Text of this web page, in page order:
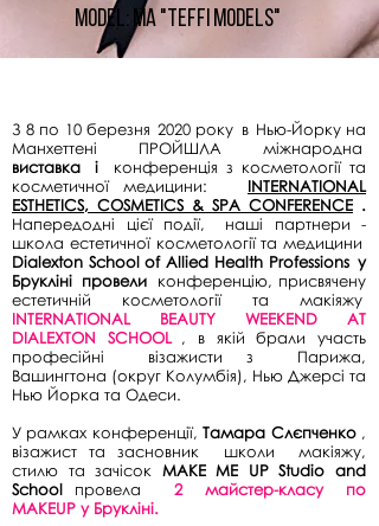
З 8 по 10 березня 2020 року в Нью-Йорку на
Манхеттені ПРОЙШЛА міжнародна
виставка
і
конференція з косметології та
косметичної медицини:
INTERNATIONAL
ESTHETICS, COSMETICS & SPA CONFERENCE .
Напередодні цієї події,
наші партнери -
школа естетичної косметології та медицини
Dialexton School of Allied Health Professions у
Брукліні провели
конференцію, присвячену
естетичній косметології та макіяжу
INTERNATIONAL BEAUTY WEEKEND AT
DIALEXTON SCHOOL , в якій брали участь
професійні
візажисти з
Парижа,
Вашингтона (округ Колумбія), Нью Джерсі та
Нью Йорка та Одеси.
У рамках конференції, Тамара Слєпченко ,
візажист та засновник
школи
макіяжу,
стилю та зачісок MAKE ME UP Studio and
School
провела 2 майстер-класу
по
MAKEUP у Брукліні.
Model: MA "Teffi Models"